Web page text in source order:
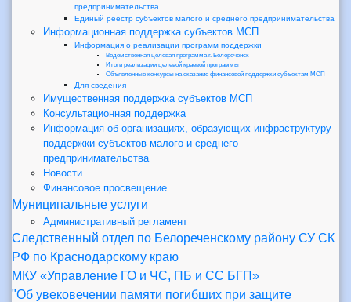
предпринимательства
Единый реестр субъектов малого и среднего предпринимательства
Информационная поддержка субъектов МСП
Информация о реализации программ поддержки
Ведомственная целевая программа г. Белореченск
Итоги реализации целевой краевой программы
Объявленные конкурсы на оказание финансовой поддержки субъектам МСП
Для сведения
Имущественная поддержка субъектов МСП
Консультационная поддержка
Информация об организациях, образующих инфраструктуру
поддержки субъектов малого и среднего
предпринимательства
Новости
Финансовое просвещение
Муниципальные услуги
Административный регламент
Следственный отдел по Белореченскому району СУ СК
РФ по Краснодарскому краю
МКУ «Управление ГО и ЧС, ПБ и СС БГП»
"Об увековечении памяти погибших при защите